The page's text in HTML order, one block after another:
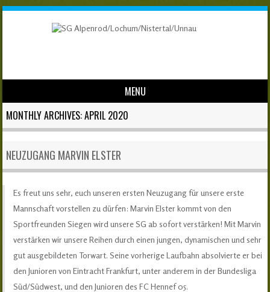
MENU
Skip to content
MONTHLY ARCHIVES:APRIL 2020
NEUZUGANG MARVIN ELSTER
Es freut uns sehr, euch unseren ersten Neuzugang für unsere erste
Mannschaft vorstellen zu dürfen: Marvin Elster kommt von den
Sportfreunden Siegen wird unsere SG ab sofort verstärken! Mit Marvin
verstärken wir unsere Reihen durch einen jungen, dynamischen und sehr
gut ausgebildeten Torwart. Seine vorherige Laufbahn absolvierte er bei
den Junioren von Eintracht Frankfurt, unter anderem in der Bundesliga
Süd/Südwest, und den Junioren des FC Hennef 05.